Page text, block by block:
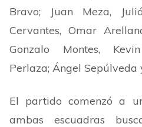
Bravo; Juan Meza,
Cervantes, Omar
Gonzalo Montes,
Perlaza; Ángel Sepúlveda
El partido comenzó a
ambas escuadras